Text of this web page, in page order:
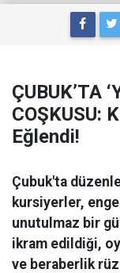
ÇUBUK’TA
COŞKUSU:
Eğlendi!
Çubuk'ta
kursiyerler,
unutulmaz bir
ikram edildiği,
ve beraberlik